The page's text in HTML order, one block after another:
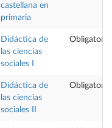
castellana en
primaria
Didáctica de
las ciencias
sociales I
Obligatoria
Didáctica de
las ciencias
sociales II
Obligatoria